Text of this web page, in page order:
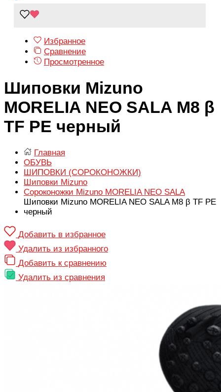
Избранное
Сравнение
Просмотренное
Шиповки Mizuno
MORELIA NEO SALA M8 β
TF PE черный
Главная
ОБУВЬ
ШИПОВКИ (СОРОКОНОЖКИ)
Шиповки Mizuno
Сороконожки Mizuno MORELIA NEO SALA
Шиповки Mizuno MORELIA NEO SALA M8 β TF PE
черный
Добавить в избранное
Удалить из избранного
Добавить к сравнению
Удалить из сравнения